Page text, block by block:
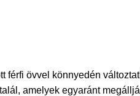
övvel könnyedén
amelyek egyaránt